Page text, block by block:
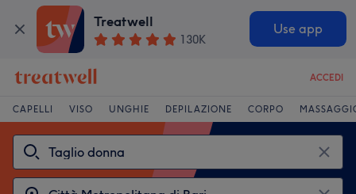
Treatwell
130K
Use app
ACCEDI
CAPELLI VISO UNGHIE DEPILAZIONE CORPO